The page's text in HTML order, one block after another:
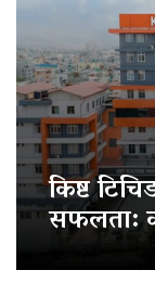
किष्ट
सफलता: